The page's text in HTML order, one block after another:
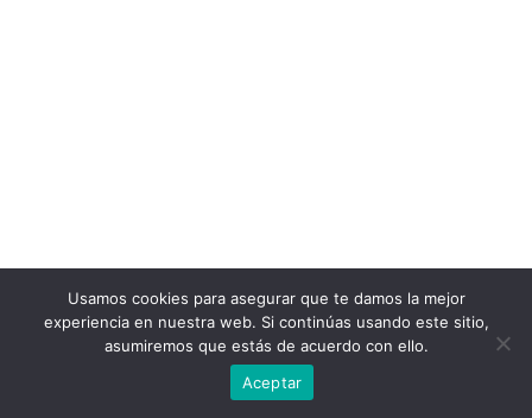
Usamos cookies para asegurar que te damos la mejor
experiencia en nuestra web. Si continúas usando este sitio,
asumiremos que estás de acuerdo con ello.
Aceptar